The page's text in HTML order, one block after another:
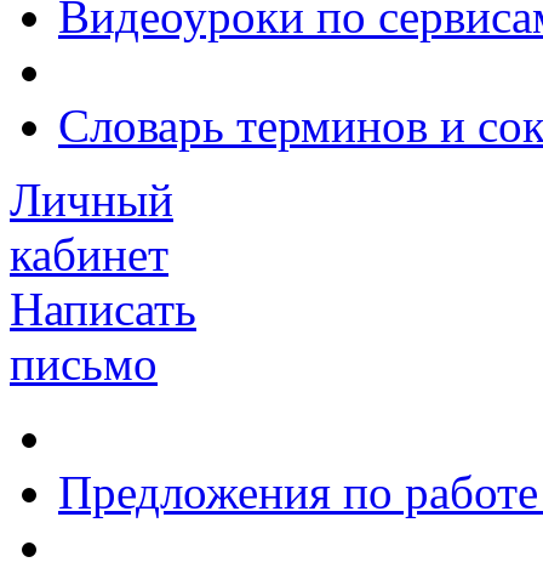
Видеоуроки по
Словарь терминов и
Личный
кабинет
Написать
письмо
Предложения по работе